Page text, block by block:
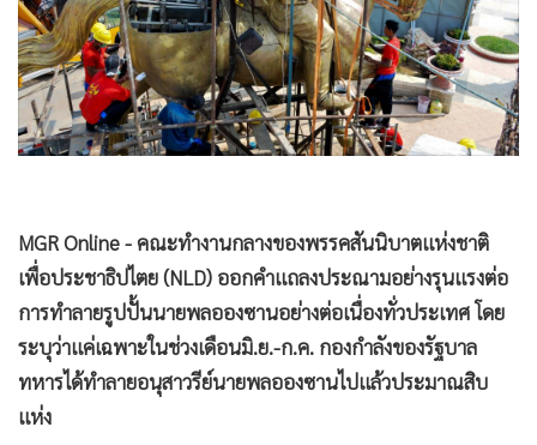
• Management & HR
• MGR Live
• Infographic
• การเมือง
• ต่างประเทศ
• Special Scoop
• เศรษฐกิจ-ธุรกิจ
• จีน
• ชุมชน-คุณภาพชีวิต
• อาชญากรรม
MGR Online - คณะทำงานกลางของพรรคสันนิบาตแห่งชาติ
เพื่อประชาธิปไตย (NLD) ออกคำแถลงประณามอย่างรุนแรงต่อ
การทำลายรูปปั้นนายพลอองซานอย่างต่อเนื่องทั่วประเทศ โดย
ระบุว่าแค่เฉพาะในช่วงเดือนมิ.ย.-ก.ค. กองกำลังของรัฐบาล
ทหารได้ทำลายอนุสาวรีย์นายพลอองซานไปแล้วประมาณสิบ
แห่ง